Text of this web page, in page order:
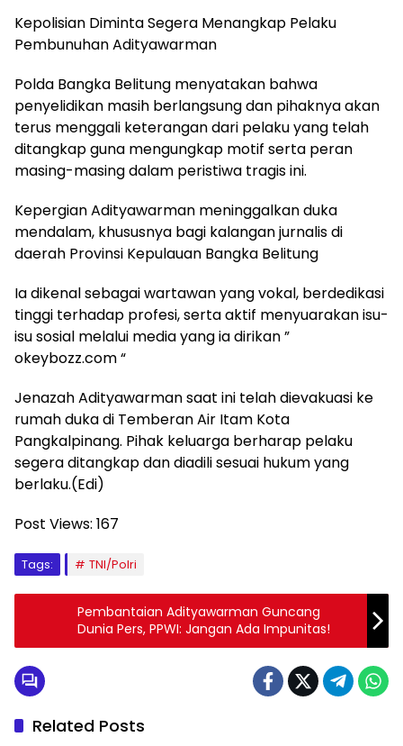
Kepolisian Diminta Segera Menangkap Pelaku
Pembunuhan Adityawarman
Polda Bangka Belitung menyatakan bahwa
penyelidikan masih berlangsung dan pihaknya akan
terus menggali keterangan dari pelaku yang telah
ditangkap guna mengungkap motif serta peran
masing-masing dalam peristiwa tragis ini.
Kepergian Adityawarman meninggalkan duka
mendalam, khususnya bagi kalangan jurnalis di
daerah Provinsi Kepulauan Bangka Belitung
Ia dikenal sebagai wartawan yang vokal, berdedikasi
tinggi terhadap profesi, serta aktif menyuarakan isu-
isu sosial melalui media yang ia dirikan ”
okeybozz.com “
Jenazah Adityawarman saat ini telah dievakuasi ke
rumah duka di Temberan Air Itam Kota
Pangkalpinang. Pihak keluarga berharap pelaku
segera ditangkap dan diadili sesuai hukum yang
berlaku.(Edi)
Post Views: 167
Tags: TNI/Polri
Pembantaian Adityawarman Guncang
Dunia Pers, PPWI: Jangan Ada Impunitas!
Related Posts